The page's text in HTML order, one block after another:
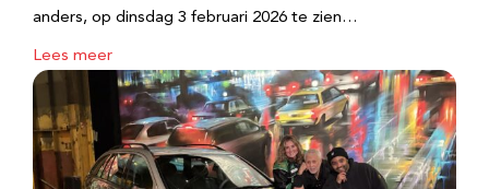
anders, op dinsdag 3 februari 2026 te zien…
Lees meer